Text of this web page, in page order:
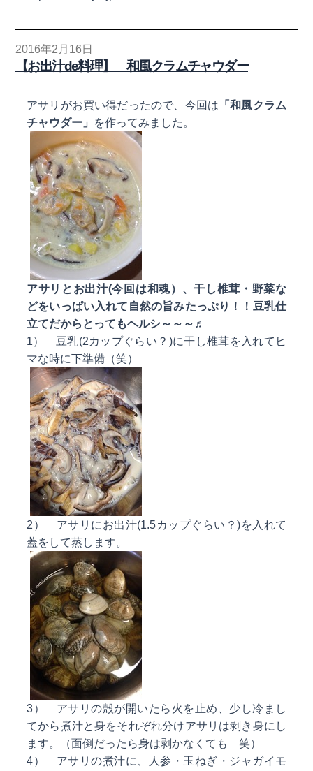
2016年2月16日
【お出汁de料理】 和風クラムチャウダー
アサリがお買い得だったので、今回は 「和風クラム
チャウダー」
を作ってみました。
アサリとお出汁(今回は和魂）、干し椎茸・野菜な
どをいっぱい入れて自然の旨みたっぷり！！豆乳仕
立てだからとってもヘルシ～～～♬
1） 豆乳(2カップぐらい？)に干し椎茸を入れてヒ
マな時に下準備（笑）
2） アサリにお出汁(1.5カップぐらい？)を入れて
蓋をして蒸します。
3） アサリの殻が開いたら火を止め、少し冷まし
てから煮汁と身をそれぞれ分けアサリは剥き身にし
ます。（面倒だったら身は剥かなくても 笑）
4） アサリの煮汁に、人参・玉ねぎ・ジャガイモ